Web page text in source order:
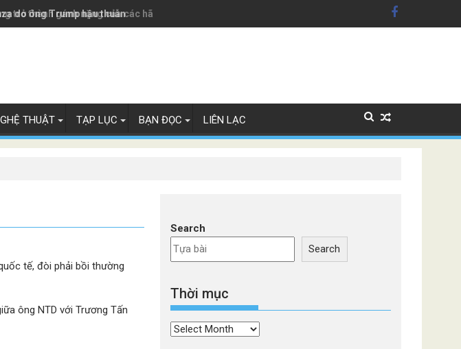
trở thành gánh nặng của các hãng xe Đức
do ông Trump hậu thuẫn
THUẬT TẠP LỤC BẠN ĐỌC LIÊN LẠC
tế, đòi phải bồi thường
ông NTD với Trương Tấn
Search
Search
Thời mục
Thời